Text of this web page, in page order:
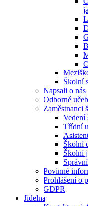
Školní
Napsali o nás
Odborné
Zaměstnanci
Vedení
Třídní
Školní
Školní
Povinné
Prohlášení o
GDPR
Jídelna